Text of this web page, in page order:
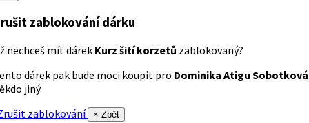
zablokování dárku
nechceš mít dárek Kurz šití korzetů zablokovaný?
dárek pak bude moci koupit pro Dominika Atigu Sobotková
jiný.
zablokování
× Zpět